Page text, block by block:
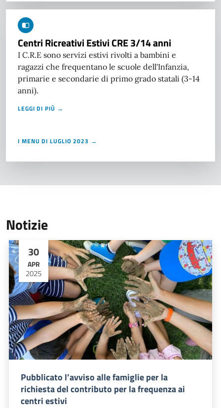
Centri Ricreativi Estivi CRE 3/14 anni
I C.R.E sono servizi estivi rivolti a bambini e
ragazzi che frequentano le scuole dell'Infanzia,
primarie e secondarie di primo grado statali (3-14
anni).
LEGGI DI PIÙ →
I MENU DI LUGLIO 2023 →
Notizie
30
APR
2025
Pubblicato l’avviso alle famiglie per la
richiesta del contributo per la frequenza ai
centri estivi